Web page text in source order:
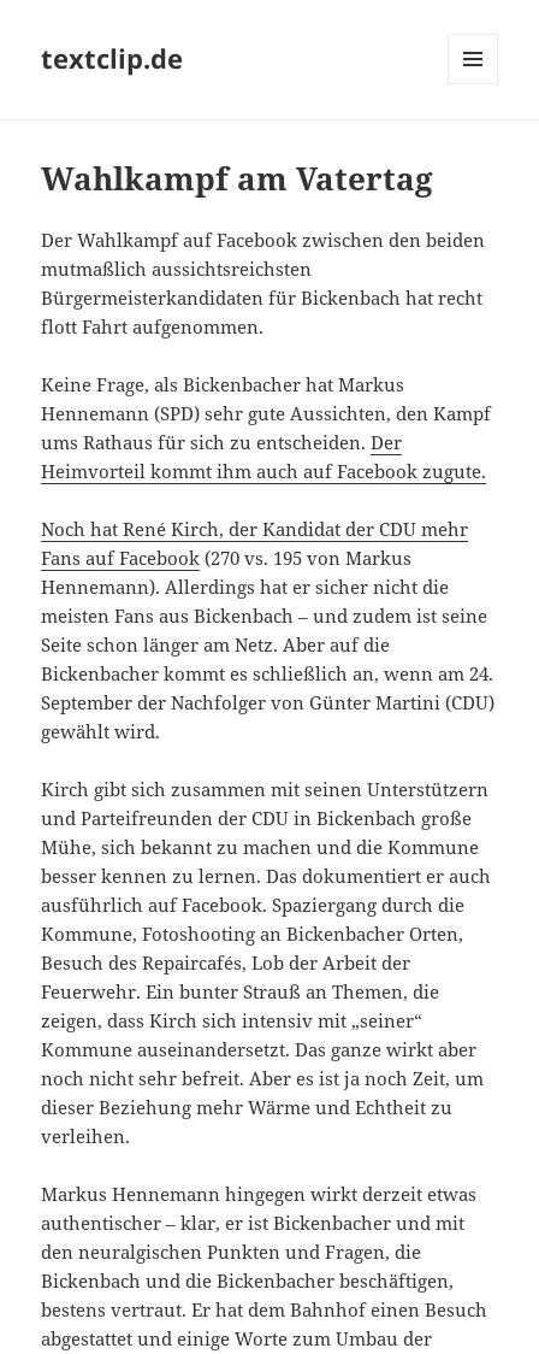
textclip.de
Wahlkampf am Vatertag
Der Wahlkampf auf Facebook zwischen den beiden
mutmaßlich aussichtsreichsten
Bürgermeisterkandidaten für Bickenbach hat recht
flott Fahrt aufgenommen.
Keine Frage, als Bickenbacher hat Markus
Hennemann (SPD) sehr gute Aussichten, den Kampf
ums Rathaus für sich zu entscheiden.Der
Heimvorteil kommt ihm auch auf Facebook zugute.
Noch hat René Kirch, der Kandidat der CDU mehr
Fans auf Facebook (270 vs. 195 von Markus
Hennemann). Allerdings hat er sicher nicht die
meisten Fans aus Bickenbach – und zudem ist seine
Seite schon länger am Netz. Aber auf die
Bickenbacher kommt es schließlich an, wenn am 24.
September der Nachfolger von Günter Martini (CDU)
gewählt wird.
Kirch gibt sich zusammen mit seinen Unterstützern
und Parteifreunden der CDU in Bickenbach große
Mühe, sich bekannt zu machen und die Kommune
besser kennen zu lernen. Das dokumentiert er auch
ausführlich auf Facebook. Spaziergang durch die
Kommune, Fotoshooting an Bickenbacher Orten,
Besuch des Repaircafés, Lob der Arbeit der
Feuerwehr. Ein bunter Strauß an Themen, die
zeigen, dass Kirch sich intensiv mit „seiner“
Kommune auseinandersetzt. Das ganze wirkt aber
noch nicht sehr befreit. Aber es ist ja noch Zeit, um
dieser Beziehung mehr Wärme und Echtheit zu
verleihen.
Markus Hennemann hingegen wirkt derzeit etwas
authentischer – klar, er ist Bickenbacher und mit
den neuralgischen Punkten und Fragen, die
Bickenbach und die Bickenbacher beschäftigen,
bestens vertraut. Er hat dem Bahnhof einen Besuch
abgestattet und einige Worte zum Umbau der